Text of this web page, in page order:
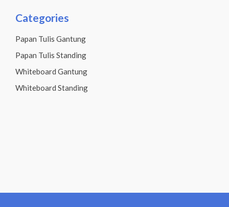
Categories
Papan Tulis Gantung
Papan Tulis Standing
Whiteboard Gantung
Whiteboard Standing